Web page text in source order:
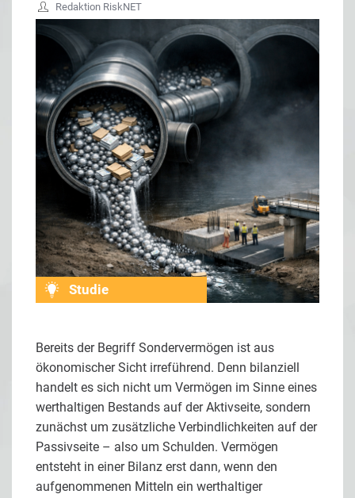
Redaktion RiskNET
Studie
Bereits der Begriff Sondervermögen ist aus
ökonomischer Sicht irreführend. Denn bilanziell
handelt es sich nicht um Vermögen im Sinne eines
werthaltigen Bestands auf der Aktivseite, sondern
zunächst um zusätzliche Verbindlichkeiten auf der
Passivseite – also um Schulden. Vermögen
entsteht in einer Bilanz erst dann, wenn den
aufgenommenen Mitteln ein werthaltiger